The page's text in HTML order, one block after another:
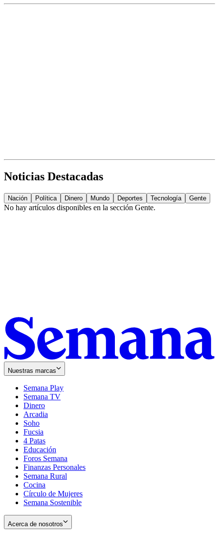
Noticias Destacadas
Nación Política Dinero Mundo Deportes Tecnología Gente
No hay artículos disponibles en la sección Gente.
Nuestras marcas
Semana Play
Semana TV
Dinero
Arcadia
Soho
in
new
window
Fucsia
in
new
window
4 Patas
Educación
Foros Semana
Finanzas Personales
Semana Rural
Cocina
Círculo de Mujeres
Semana Sostenible
Acerca de nosotros